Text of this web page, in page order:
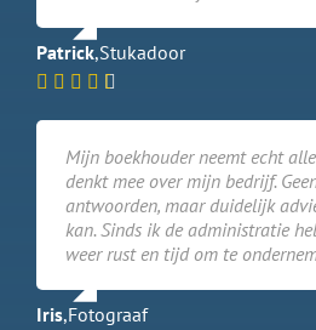
Patrick,Stukadoor
Mijn boekhouder neemt echt
denkt mee over mijn bedrijf.
antwoorden, maar duidelijk
kan. Sinds ik de administratie
weer rust en tijd om te
Iris,Fotograaf